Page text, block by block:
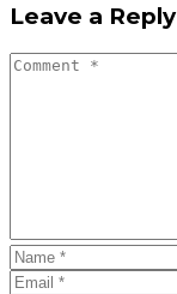
Leave a Reply